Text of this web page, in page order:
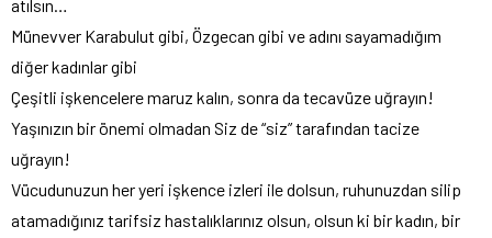
atılsın…
Münevver Karabulut gibi, Özgecan gibi ve adını sayamadığım
diğer kadınlar gibi
Çeşitli işkencelere maruz kalın, sonra da tecavüze uğrayın!
Yaşınızın bir önemi olmadan Siz de “siz” tarafından tacize
uğrayın!
Vücudunuzun her yeri işkence izleri ile dolsun, ruhunuzdan silip
atamadığınız tarifsiz hastalıklarınız olsun, olsun ki bir kadın, bir